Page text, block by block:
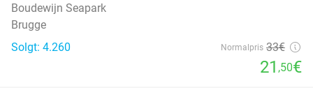
Boudewijn Seapark
Brugge
Solgt: 4.260
Normalpris 33€
21 ,50€